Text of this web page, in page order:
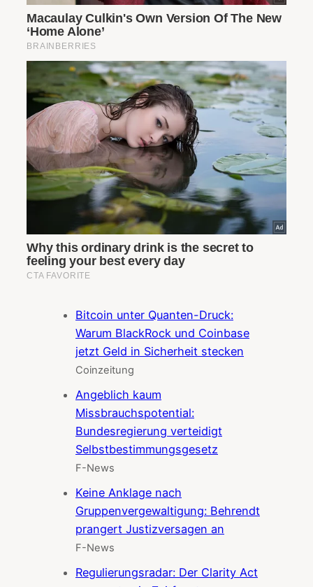
Bitcoin unter Quanten-Druck:
Warum BlackRock und Coinbase
jetzt Geld in Sicherheit stecken
Coinzeitung
Angeblich kaum
Missbrauchspotential:
Bundesregierung verteidigt
Selbstbestimmungsgesetz
F-News
Keine Anklage nach
Gruppenvergewaltigung: Behrendt
prangert Justizversagen an
F-News
Regulierungsradar: Der Clarity Act